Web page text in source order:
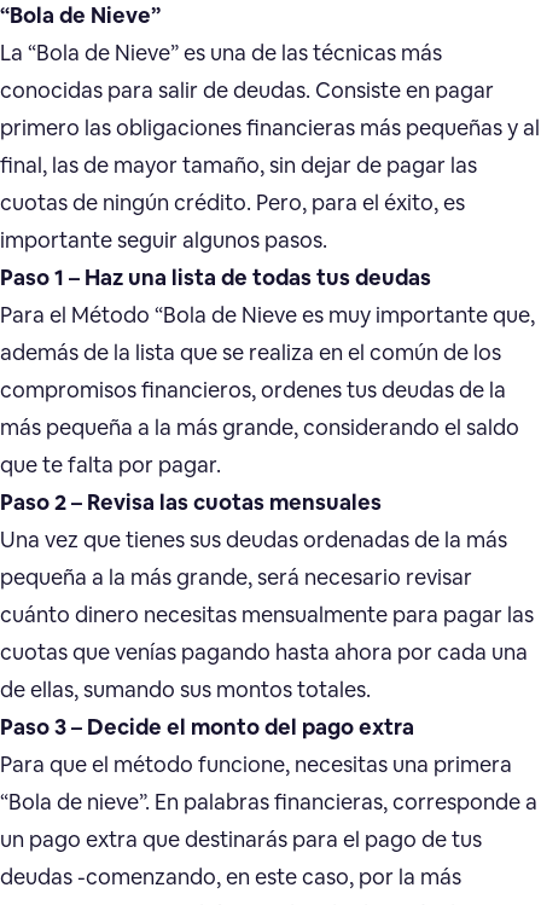
“Bola de Nieve”
La “Bola de Nieve” es una de las técnicas más
conocidas para salir de deudas. Consiste en pagar
primero las obligaciones financieras más pequeñas y al
final, las de mayor tamaño, sin dejar de pagar las
cuotas de ningún crédito. Pero, para el éxito, es
importante seguir algunos pasos.
Paso 1 – Haz una lista de todas tus deudas
Para el Método “Bola de Nieve es muy importante que,
además de la lista que se realiza en el común de los
compromisos financieros, ordenes tus deudas de la
más pequeña a la más grande, considerando el saldo
que te falta por pagar.
Paso 2 – Revisa las cuotas mensuales
Una vez que tienes sus deudas ordenadas de la más
pequeña a la más grande, será necesario revisar
cuánto dinero necesitas mensualmente para pagar las
cuotas que venías pagando hasta ahora por cada una
de ellas, sumando sus montos totales.
Paso 3 – Decide el monto del pago extra
Para que el método funcione, necesitas una primera
“Bola de nieve”. En palabras financieras, corresponde a
un pago extra que destinarás para el pago de tus
deudas -comenzando, en este caso, por la más